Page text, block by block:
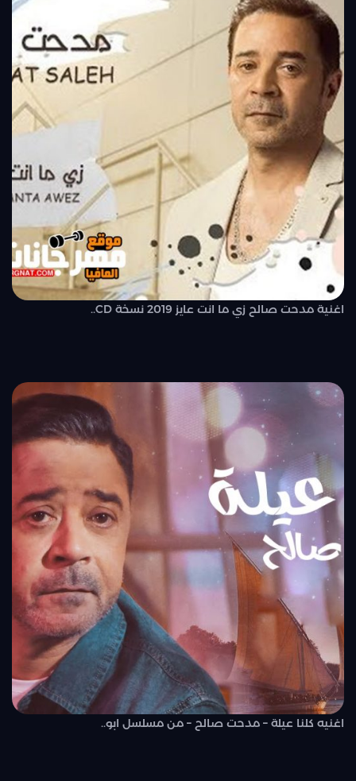
اغنية مدحت صالح زي ما انت عايز 2019 نسخة CD..
اغنيه كلنا عيلة – مدحت صالح – من مسلسل ابو..